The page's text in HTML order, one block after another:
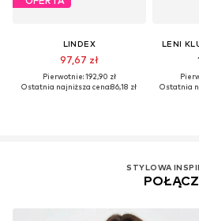
LINDEX
97,67 zł
Pierwotnie: 192,90 zł
Ostatnia najniższa cena:86,18 zł
LENI
Ostatnia
STYLOWA